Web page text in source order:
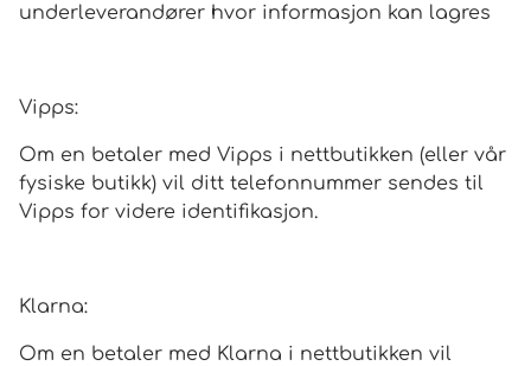
underleverandører hvor informasjon kan lagres
Vipps:
Om en betaler med Vipps i nettbutikken (eller vår
fysiske butikk) vil ditt telefonnummer sendes til
Vipps for videre identifikasjon.
Klarna:
Om en betaler med Klarna i nettbutikken vil